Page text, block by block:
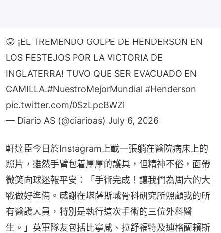
😲 ¡EL TREMENDO GOLPE DE HENDERSON EN
LOS FESTEJOS POR LA VICTORIA DE
INGLATERRA! TUVO QUE SER EVACUADO EN
CAMILLA.#NuestroMejorMundial #Henderson
pic.twitter.com/0SzLpcBWZl
— Diario AS (@diarioas) July 6, 2026
軒達臣今日於Instagram上載一張躺在醫院病床上的
照片，雖然手臂包着厚厚的護具，但精神不俗，面帶
微笑向球迷報平安：「手術完成！讓我們為周六的大
戰做好準備。感謝在堪薩斯城骨科研究所照顧我的所
有醫護人員，特別是執行這次手術的三位外科醫
生。」英軍隊友包括比寧咸、拉舒福特及迪格蘭賴斯